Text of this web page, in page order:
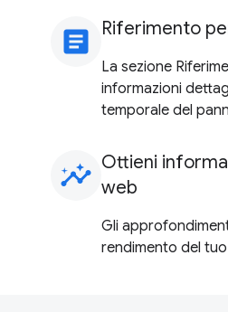
article Riferimento
La sezione
informazioni
temporale del
insights Ottieni
web
Gli
rendimento del